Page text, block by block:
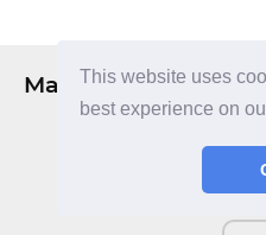
This website uses
best experience on
Mahnazmezon